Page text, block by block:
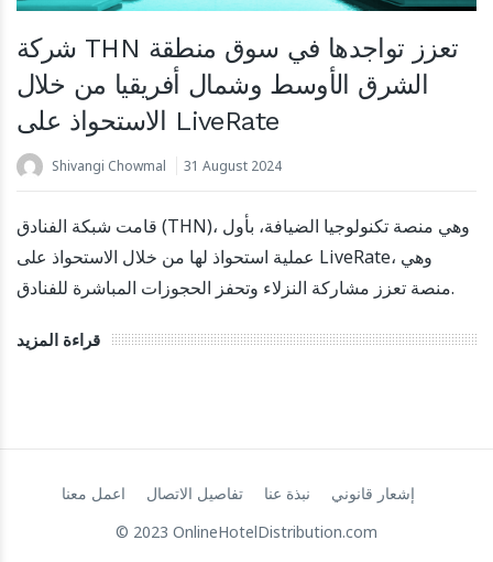
أبارتول تجمع تمويلاً بقيمة 5.5 مليون يورو لدعم التوسع الدولي
22 March 2024
شركة THN تعزز تواجدها في سوق منطقة
الشرق الأوسط وشمال أفريقيا من خلال
الاستحواذ على LiveRate
Shivangi Chowmal 31 August 2024
قامت شبكة الفنادق (THN)، وهي منصة تكنولوجيا الضيافة، بأول
عملية استحواذ لها من خلال الاستحواذ على LiveRate، وهي
منصة تعزز مشاركة النزلاء وتحفز الحجوزات المباشرة للفنادق.
قراءة المزيد
إشعار قانوني نبذة عنا تفاصيل الاتصال
اعمل معنا
© 2023 OnlineHotelDistribution.com